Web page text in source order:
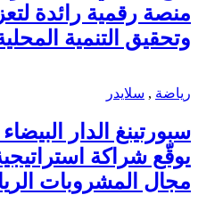
منصة رقمية رائدة
وتحقيق التنمية
رياضة , سلايدر
سبورتينغ الدار
يوقّع شراكة
مجال المشروبات